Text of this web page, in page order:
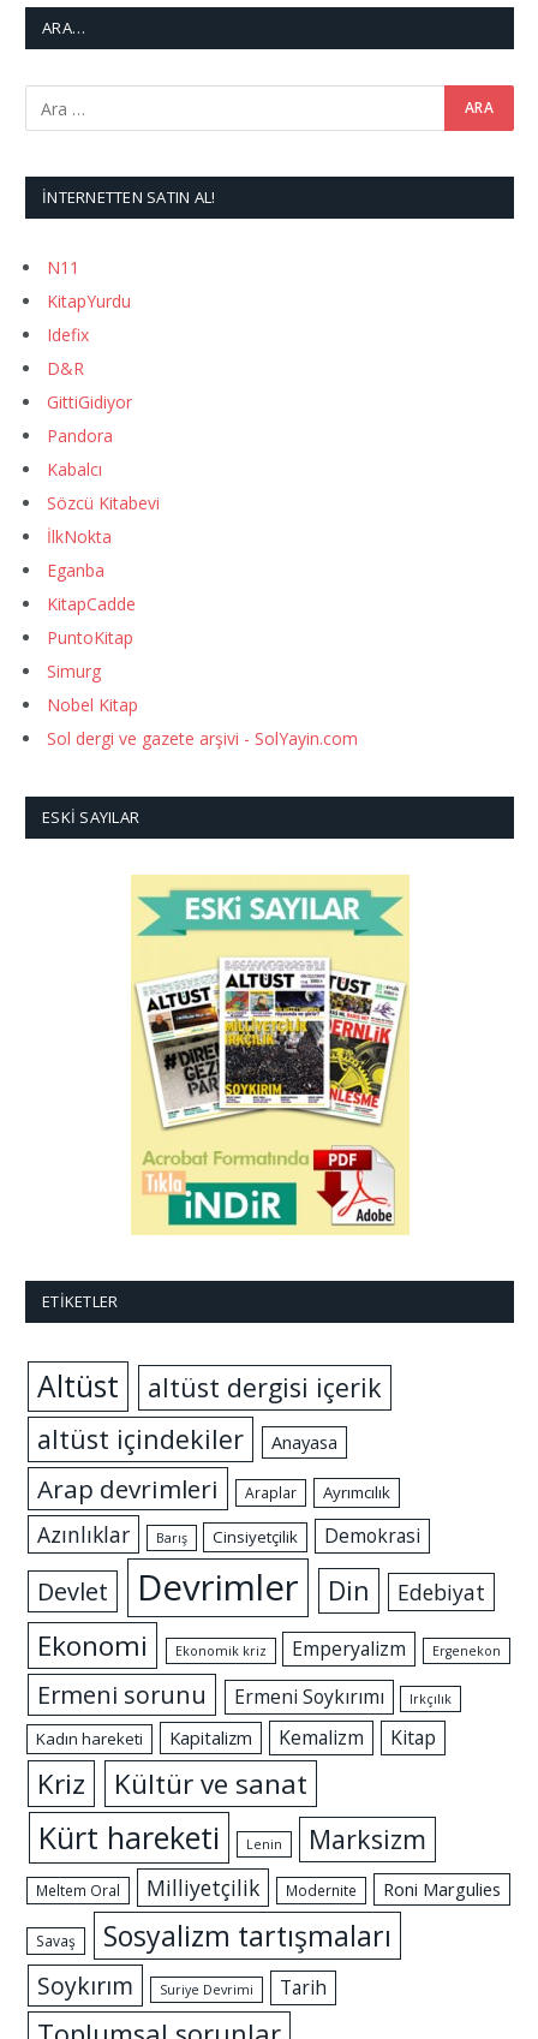
ARA…
İNTERNETTEN SATIN AL!
N11
KitapYurdu
Idefix
D&R
GittiGidiyor
Pandora
Kabalcı
Sözcü Kitabevi
İlkNokta
Eganba
KitapCadde
PuntoKitap
Simurg
Nobel Kitap
Sol dergi ve gazete arşivi - SolYayin.com
ESKI SAYILAR
ETIKETLER
Altüst
altüst dergisi içerik
altüst içindekiler
Anayasa
Arap devrimleri Araplar Ayrımcılık
Azınlıklar Barış Cinsiyetçilik Demokrasi
Devlet Devrimler Din Edebiyat
Ekonomi Ekonomik kriz Emperyalizm Ergenekon
Ermeni sorunu Ermeni Soykırımı Irkçılık
Kadın hareketi Kapitalizm Kemalizm Kitap
Kriz Kültür ve sanat
Kürt hareketi Lenin Marksizm
Meltem Oral Milliyetçilik Modernite Roni Margulies
Savaş Sosyalizm tartışmaları
Soykırım Suriye Devrimi Tarih